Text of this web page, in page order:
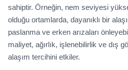
sahiptir. Örneğin, nem seviyesi
olduğu ortamlarda, dayanıklı bir
paslanma ve erken arızaları
maliyet, ağırlık, işlenebilirlik ve dış
alaşım tercihini etkiler.